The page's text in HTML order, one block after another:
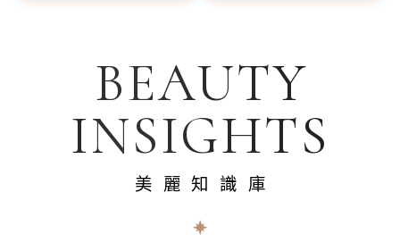
BEAUTY
INSIGHTS
美麗知識庫